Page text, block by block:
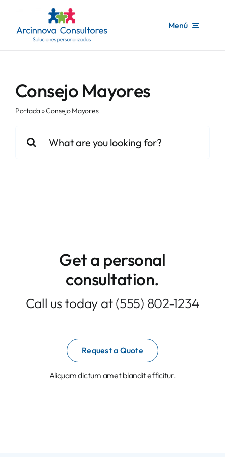
contenido
Menú
Arcinnova
Consejo Mayores
Portada»Consejo Mayores
Get a personal
consultation.
Call us today at(555) 802-1234
Request a Quote
Aliquam dictum amet blandit efficitur.